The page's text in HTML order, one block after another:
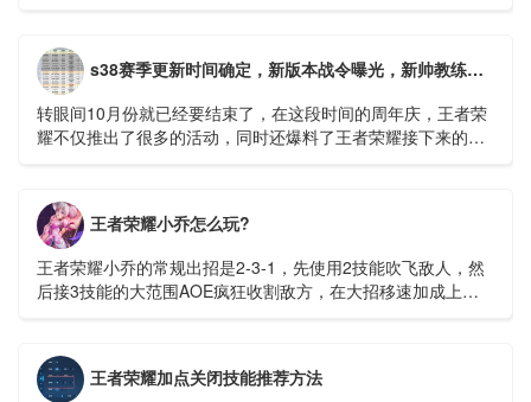
s38赛季更新时间确定，新版本战令曝光，新帅教练守约，米莱迪微笑
转眼间10月份就已经要结束了，在这段时间的周年庆，王者荣
耀不仅推出了很多的活动，同时还爆料了王者荣耀接下来的很
王者荣耀小乔怎么玩?
王者荣耀小乔的常规出招是2-3-1，先使用2技能吹飞敌人，然
后接3技能的大范围AOE疯狂收割敌方，在大招移速加成上用1
王者荣耀加点关闭技能推荐方法